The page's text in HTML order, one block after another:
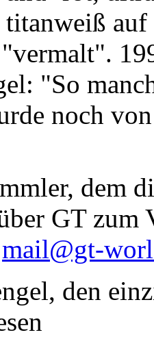
"So
noch
dem
GT zum
mail@gt-
den